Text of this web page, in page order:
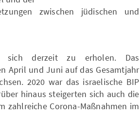
zwischen jüdischen und
sich derzeit zu erholen. Das
April und Juni auf das Gesamtjahr
2020 war das israelische BIP
hinaus steigerten sich auch die
zahlreiche Corona-Maßnahmen im